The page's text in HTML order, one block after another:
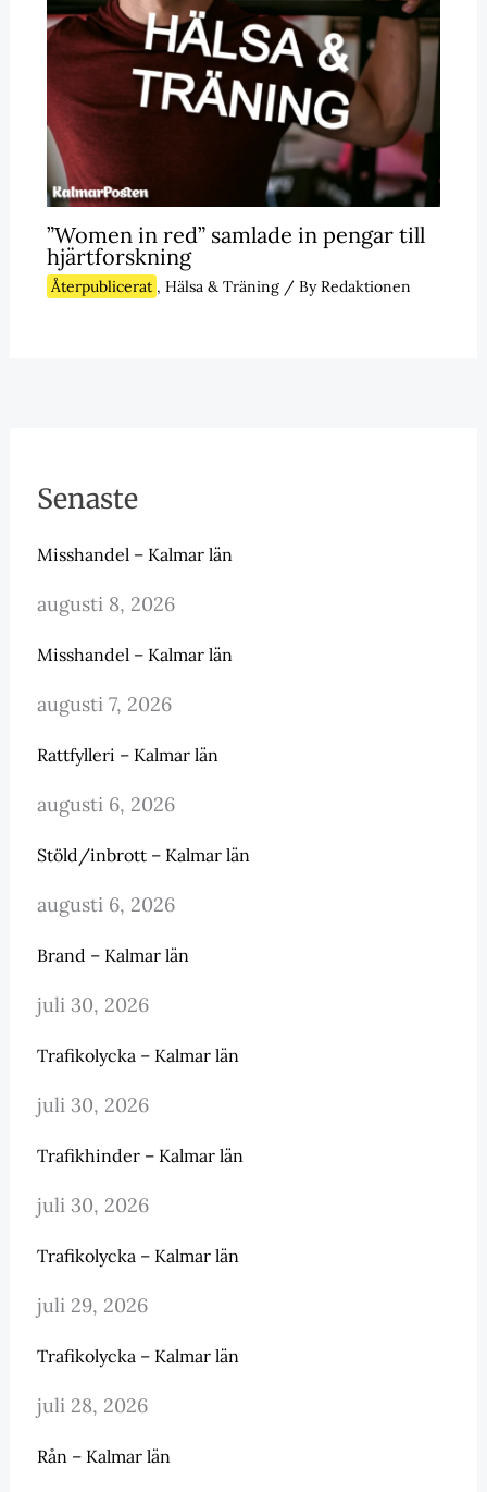
”Women in red” samlade in pengar till
hjärtforskning
Återpublicerat , Hälsa & Träning/ ByRedaktionen
Senaste
Misshandel – Kalmar län
augusti 8, 2026
Misshandel – Kalmar län
augusti 7, 2026
Rattfylleri – Kalmar län
augusti 6, 2026
Stöld/inbrott – Kalmar län
augusti 6, 2026
Brand – Kalmar län
juli 30, 2026
Trafikolycka – Kalmar län
juli 30, 2026
Trafikhinder – Kalmar län
juli 30, 2026
Trafikolycka – Kalmar län
juli 29, 2026
Trafikolycka – Kalmar län
juli 28, 2026
Rån – Kalmar län